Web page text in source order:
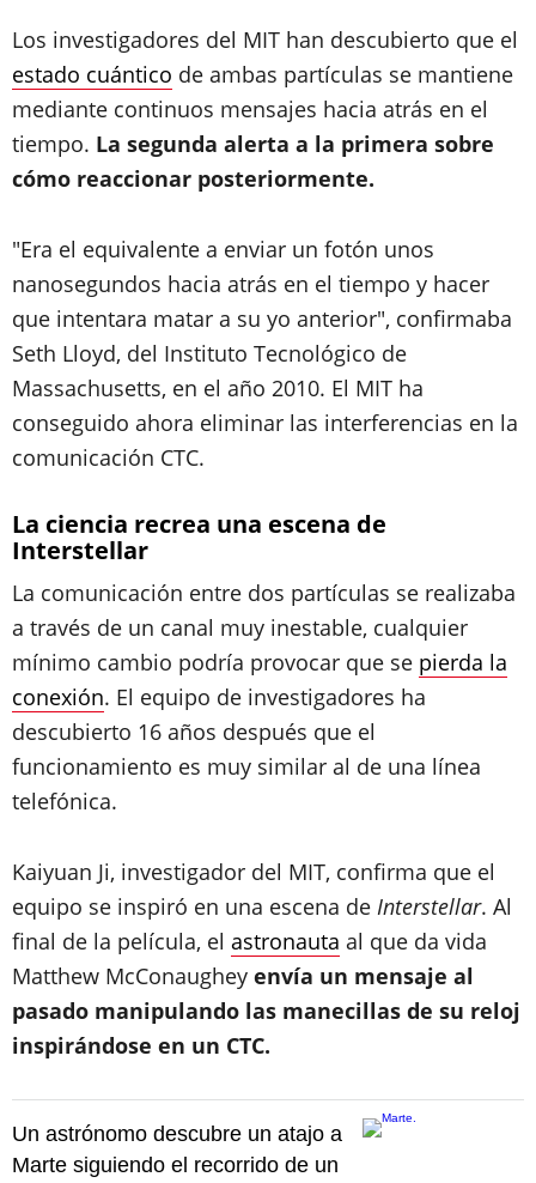
Los investigadores del MIT han descubierto que el
estado cuántico de ambas partículas se mantiene
mediante continuos mensajes hacia atrás en el
tiempo. La segunda alerta a la primera sobre
cómo reaccionar posteriormente.
"Era el equivalente a enviar un fotón unos
nanosegundos hacia atrás en el tiempo y hacer
que intentara matar a su yo anterior", confirmaba
Seth Lloyd, del Instituto Tecnológico de
Massachusetts, en el año 2010. El MIT ha
conseguido ahora eliminar las interferencias en la
comunicación CTC.
La ciencia recrea una escena de
Interstellar
La comunicación entre dos partículas se realizaba
a través de un canal muy inestable, cualquier
mínimo cambio podría provocar que se pierda la
conexión. El equipo de investigadores ha
descubierto 16 años después que el
funcionamiento es muy similar al de una línea
telefónica.
Kaiyuan Ji, investigador del MIT, confirma que el
equipo se inspiró en una escena de Interstellar. Al
final de la película, el astronauta al que da vida
Matthew McConaughey envía un mensaje al
pasado manipulando las manecillas de su reloj
inspirándose en un CTC.
Un astrónomo descubre un atajo a
Marte siguiendo el recorrido de un